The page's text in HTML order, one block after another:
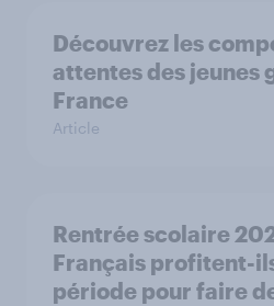
Découvrez les
attentes des jeunes
France
Article
Rentrée scolaire
Français profitent-
période pour faire